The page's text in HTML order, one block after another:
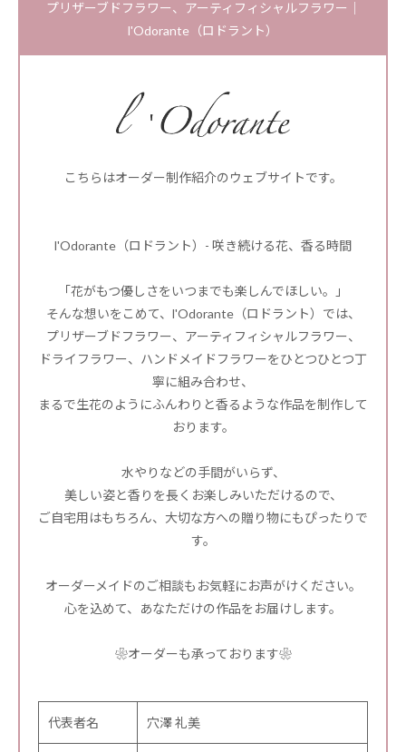
プリザーブドフラワー、アーティフィシャルフラワー｜
l'Odorante（ロドラント）
こちらはオーダー制作紹介のウェブサイトです。
l'Odorante（ロドラント）- 咲き続ける花、香る時間
「花がもつ優しさをいつまでも楽しんでほしい。」
そんな想いをこめて、l'Odorante（ロドラント）では、
プリザーブドフラワー、アーティフィシャルフラワー、
ドライフラワー、ハンドメイドフラワーをひとつひとつ丁
寧に組み合わせ、
まるで生花のようにふんわりと香るような作品を制作して
おります。
水やりなどの手間がいらず、
美しい姿と香りを長くお楽しみいただけるので、
ご自宅用はもちろん、大切な方への贈り物にもぴったりで
す。
オーダーメイドのご相談もお気軽にお声がけください。
心を込めて、あなただけの作品をお届けします。
❀オーダーも承っております❀
代表者名 穴澤 礼美